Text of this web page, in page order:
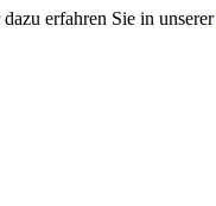
erfahren Sie in unserer